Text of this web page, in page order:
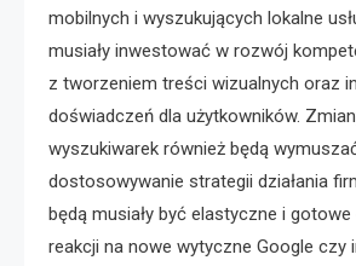
mobilnych i wyszukujących lokalne
musiały inwestować w rozwój
z tworzeniem treści wizualnych oraz
doświadczeń dla użytkowników.
wyszukiwarek również będą
dostosowywanie strategii działania
będą musiały być elastyczne i
reakcji na nowe wytyczne Google czy